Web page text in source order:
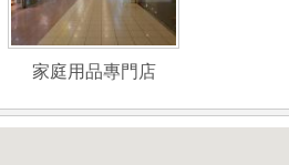
家庭用品專門店